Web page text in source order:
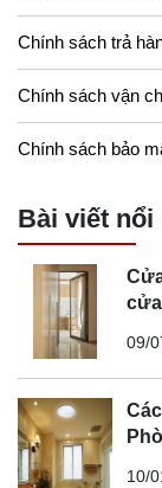
Chính sách trả
Chính sách vận
Chính sách bảo
Bài viết nổi
09/
10/